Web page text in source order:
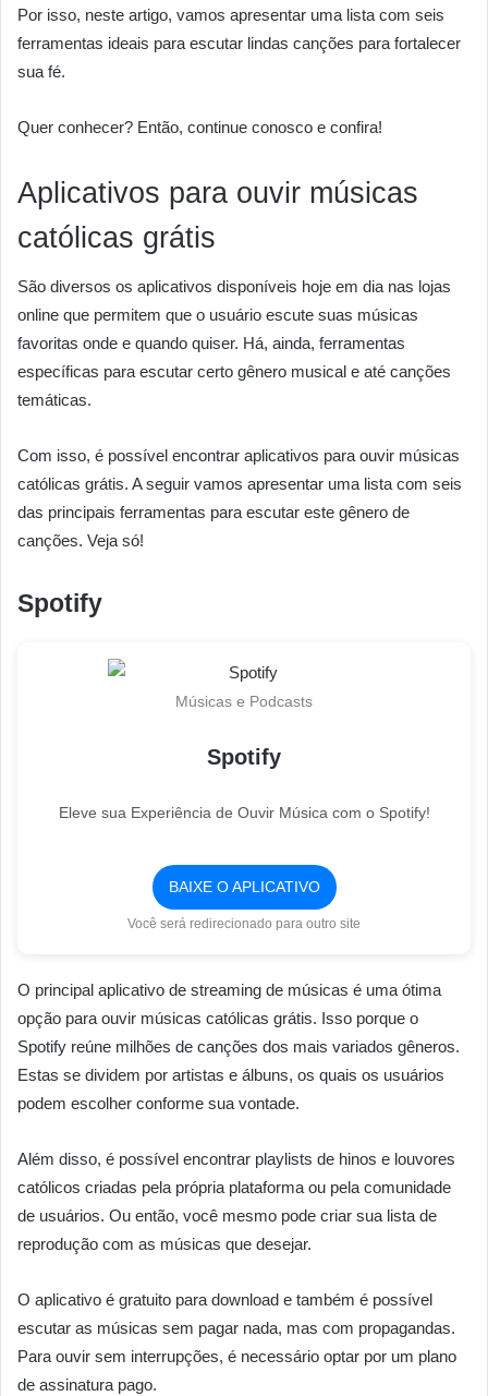
Por isso, neste artigo, vamos apresentar uma lista com seis
ferramentas ideais para escutar lindas canções para fortalecer
sua fé.
Quer conhecer? Então, continue conosco e confira!
Aplicativos para ouvir músicas
católicas grátis
São diversos os aplicativos disponíveis hoje em dia nas lojas
online que permitem que o usuário escute suas músicas
favoritas onde e quando quiser. Há, ainda, ferramentas
específicas para escutar certo gênero musical e até canções
temáticas.
Com isso, é possível encontrar aplicativos para ouvir músicas
católicas grátis. A seguir vamos apresentar uma lista com seis
das principais ferramentas para escutar este gênero de
canções. Veja só!
Spotify
Músicas e Podcasts
Spotify
Eleve sua Experiência de Ouvir Música com o Spotify!
BAIXE O APLICATIVO
Você será redirecionado para outro site
O principal aplicativo de streaming de músicas é uma ótima
opção para ouvir músicas católicas grátis. Isso porque o
Spotify reúne milhões de canções dos mais variados gêneros.
Estas se dividem por artistas e álbuns, os quais os usuários
podem escolher conforme sua vontade.
Além disso, é possível encontrar playlists de hinos e louvores
católicos criadas pela própria plataforma ou pela comunidade
de usuários. Ou então, você mesmo pode criar sua lista de
reprodução com as músicas que desejar.
O aplicativo é gratuito para download e também é possível
escutar as músicas sem pagar nada, mas com propagandas.
Para ouvir sem interrupções, é necessário optar por um plano
de assinatura pago.